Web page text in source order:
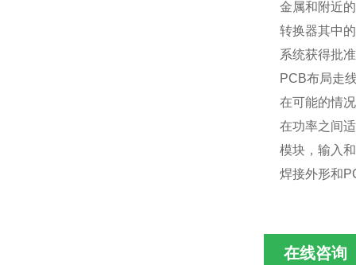
金属和附近
转换器其中
系统获得批
PCB布局走
在可能的情
在功率之间
模块，输入
焊接外形和
在线咨询